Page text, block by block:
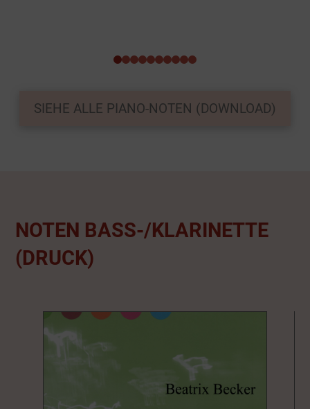
0123456789
SIEHE ALLE PIANO-NOTEN (DOWNLOAD)
NOTEN BASS-/KLARINETTE
(DRUCK)